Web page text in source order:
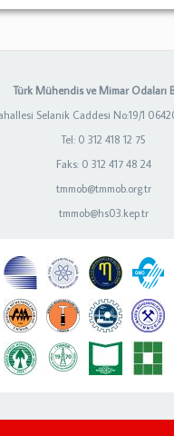
Türk Mühendis ve Mimar Odaları
Selanik Caddesi No:19/1
Tel: 0 312 418 12 75
Faks: 0 312 417 48 24
tmmob@tmmob.org.tr
tmmob@hs03.kep.tr